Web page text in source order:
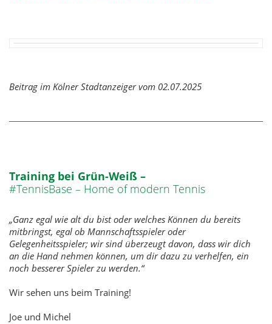
Beitrag im Kölner Stadtanzeiger vom 02.07.2025
Training bei Grün-Weiß –
#TennisBase – Home of modern Tennis
„Ganz egal wie alt du bist oder welches Können du bereits
mitbringst, egal ob Mannschaftsspieler oder
Gelegenheitsspieler; wir sind überzeugt davon, dass wir dich
an die Hand nehmen können, um dir dazu zu verhelfen, ein
noch besserer Spieler zu werden.“
Wir sehen uns beim Training!
Joe und Michel